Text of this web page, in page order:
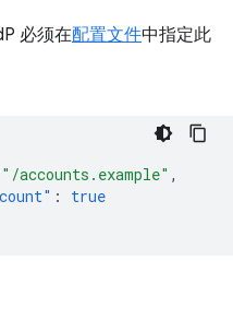
必须在配置文件中指定此
"/accounts.example" ,
:
true